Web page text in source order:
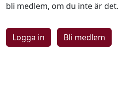
bli medlem, om du inte är det.
Logga in